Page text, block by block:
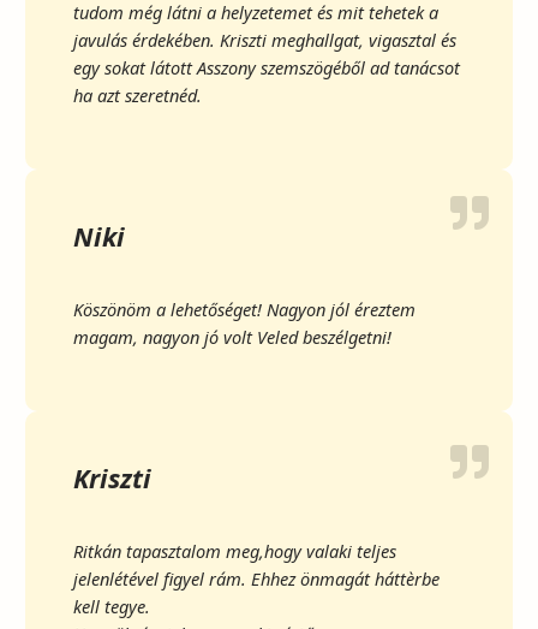
tudom még látni a helyzetemet és mit tehetek a
javulás érdekében. Kriszti meghallgat, vigasztal és
egy sokat látott Asszony szemszögéből ad tanácsot
ha azt szeretnéd.
Niki
Köszönöm a lehetőséget! Nagyon jól éreztem
magam, nagyon jó volt Veled beszélgetni!
Kriszti
Ritkán tapasztalom meg,hogy valaki teljes
jelenlétével figyel rám. Ehhez önmagát háttèrbe
kell tegye.